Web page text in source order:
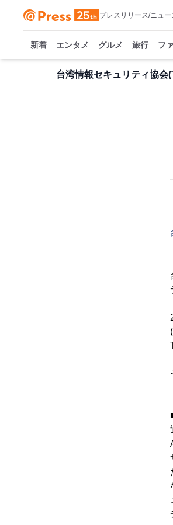
プレスリリース/ニュ
新着 エンタメ グルメ 旅行 フ
台湾情報セキュリティ協会